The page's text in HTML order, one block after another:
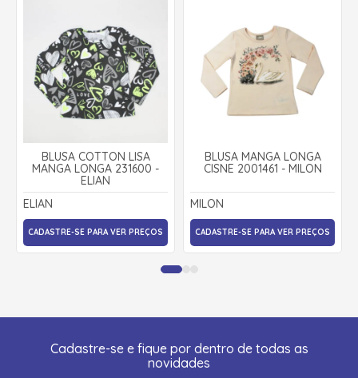
BLUSA COTTON LISA
MANGA LONGA 231600 -
ELIAN
ELIAN
CADASTRE-SE PARA VER PREÇOS
BLUSA MANGA LONGA
CISNE 2001461 - MILON
MILON
CADASTRE-SE PARA VER PREÇOS
Cadastre-se e fique por dentro de todas as
novidades